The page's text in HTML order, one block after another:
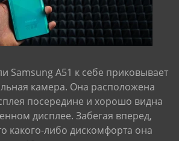
Samsung A51 к себе приковывает
камера. Она расположена
посередине и хорошо видна
дисплее. Забегая вперед,
какого-либо дискомфорта она